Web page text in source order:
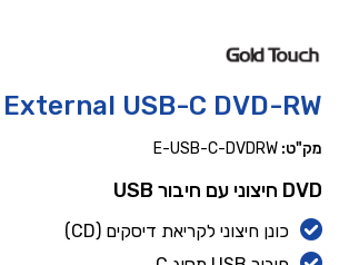
External USB-C DVD-RW
מק"ט: E-USB-C-DVDRW
DVD חיצוני עם חיבור USB
כונן חיצוני לקריאת דיסקים (CD)